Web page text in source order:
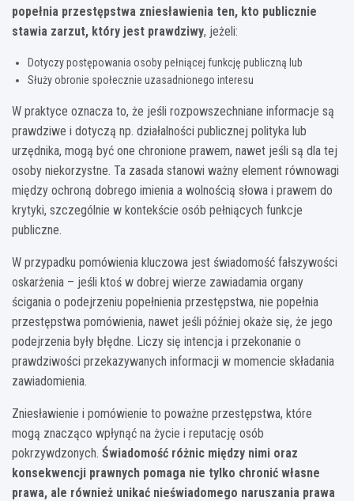
popełnia przestępstwa zniesławienia ten, kto publicznie
stawia zarzut, który jest prawdziwy, jeżeli:
Dotyczy postępowania osoby pełniącej funkcję publiczną lub
Służy obronie społecznie uzasadnionego interesu
W praktyce oznacza to, że jeśli rozpowszechniane informacje są
prawdziwe i dotyczą np. działalności publicznej polityka lub
urzędnika, mogą być one chronione prawem, nawet jeśli są dla tej
osoby niekorzystne. Ta zasada stanowi ważny element równowagi
między ochroną dobrego imienia a wolnością słowa i prawem do
krytyki, szczególnie w kontekście osób pełniących funkcje
publiczne.
W przypadku pomówienia kluczowa jest świadomość fałszywości
oskarżenia – jeśli ktoś w dobrej wierze zawiadamia organy
ścigania o podejrzeniu popełnienia przestępstwa, nie popełnia
przestępstwa pomówienia, nawet jeśli później okaże się, że jego
podejrzenia były błędne. Liczy się intencja i przekonanie o
prawdziwości przekazywanych informacji w momencie składania
zawiadomienia.
Zniesławienie i pomówienie to poważne przestępstwa, które
mogą znacząco wpłynąć na życie i reputację osób
pokrzywdzonych. Świadomość różnic między nimi oraz
konsekwencji prawnych pomaga nie tylko chronić własne
prawa, ale również unikać nieświadomego naruszania prawa